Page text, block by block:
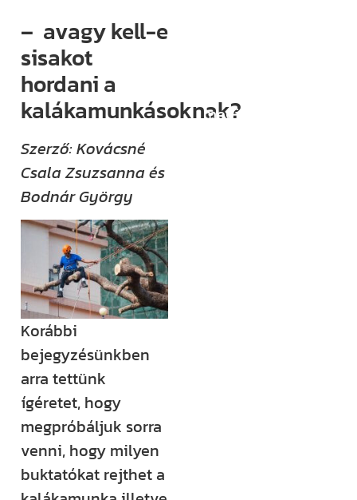
– avagy kell-e
sisakot
hordani a
kalákamunkásoknak?
Szerző: Kovácsné
Csala Zsuzsanna és
Bodnár György
Korábbi
bejegyzésünkben
arra tettünk
ígéretet, hogy
megpróbáljuk sorra
venni, hogy milyen
buktatókat rejthet a
megjelenik egy